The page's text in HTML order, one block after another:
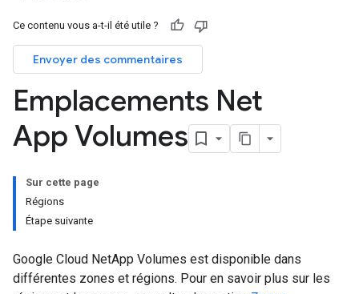
Ce contenu vous a-t-il été utile ?
Envoyer des commentaires
Emplacements Net
App Volumes
Sur cette page
Régions
Étape suivante
Google Cloud NetApp Volumes est disponible dans
différentes zones et régions. Pour en savoir plus sur les